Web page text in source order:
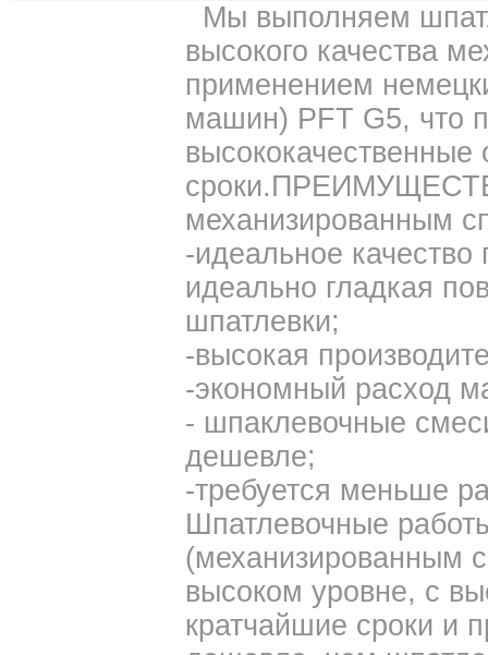
Мы выполняем
высокого качества
применением
машин) PFT G5, что
механизированным
-идеальное качество
идеально гладкая
шпатлевки;
-высокая
-экономный расход
- шпаклевочные
дешевле;
-требуется меньше
Шпатлевочные
(механизированным
высоком уровне, с
кратчайшие сроки и